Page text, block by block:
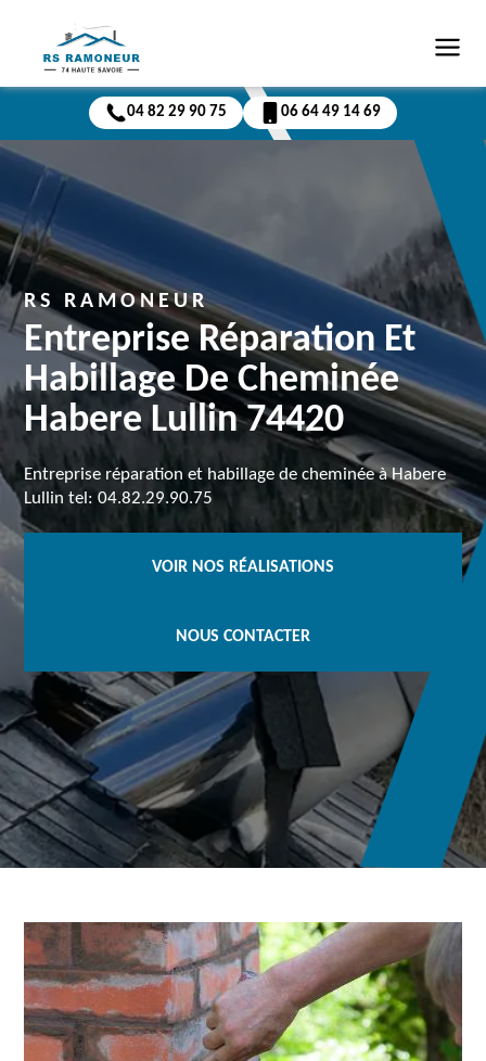
04 82 29 90 75 06 64 49 14 69
RS RAMONEUR
Entreprise Réparation Et
Habillage De Cheminée
Habere Lullin 74420
Entreprise réparation et habillage de cheminée à Habere
Lullin tel: 04.82.29.90.75
VOIR NOS RÉALISATIONS
NOUS CONTACTER